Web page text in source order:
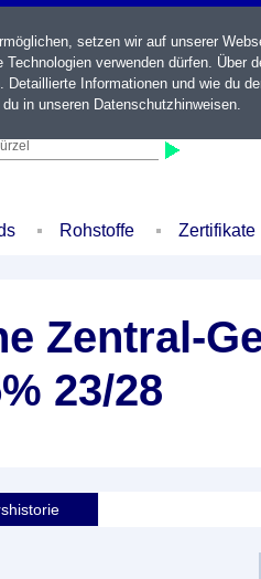
Rohstoffe Zertifikate
Zentral-
23/28
setzen wir auf unserer
verwenden dürfen. Über
Informationen und wie du
in unseren Datenschutzhinweisen.